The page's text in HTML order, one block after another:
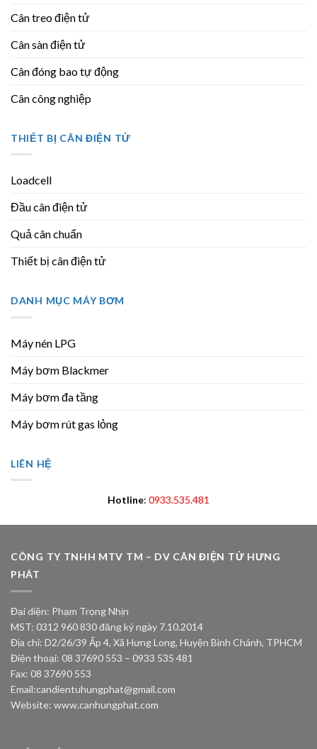
Cân treo điện tử
Cân sàn điện tử
Cân đóng bao tự động
Cân công nghiệp
THIẾT BỊ CÂN ĐIỆN TỬ
Loadcell
Đầu cân điện tử
Quả cân chuẩn
Thiết bị cân điện tử
DANH MỤC MÁY BƠM
Máy nén LPG
Máy bơm Blackmer
Máy bơm đa tầng
Máy bơm rút gas lỏng
LIÊN HỆ
Hotline: 0933.535.481
CÔNG TY TNHH MTV TM – DV CÂN ĐIỆN TỬ HƯNG
PHÁT
Đại diện: Phạm Trọng Nhịn
MST: 0312 960 830 đăng ký ngày 7.10.2014
Địa chỉ: D2/26/39 Ấp 4, Xã Hưng Long, Huyện Bình Chánh, TPHCM
Điện thoại: 08 37690 553 – 0933 535 481
Fax: 08 37690 553
Email:candientuhungphat@gmail.com
Website: www.canhungphat.com